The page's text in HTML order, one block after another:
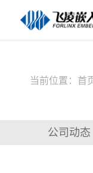
当前位置： 首
公司动态